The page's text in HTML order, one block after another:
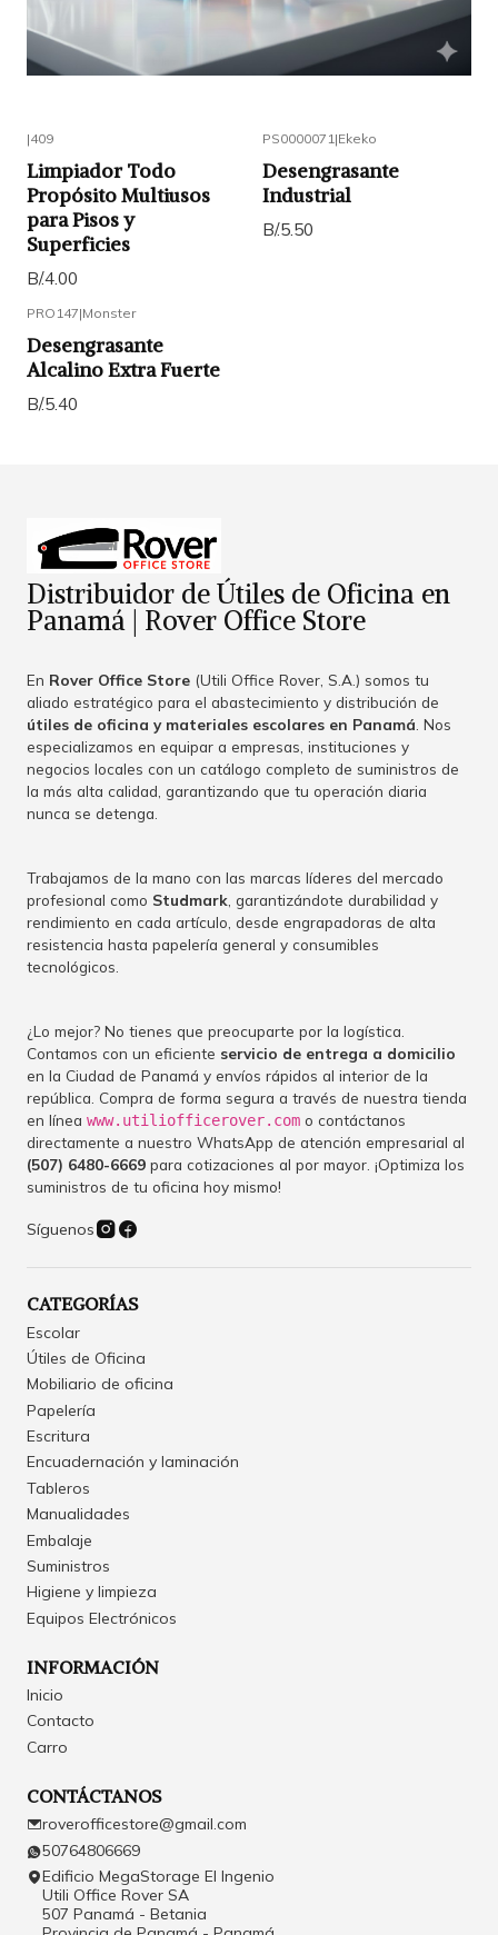
|409
Limpiador Todo
Propósito Multiusos
para Pisos y
Superficies
B/.4.00
PS0000071 |Ekeko
Desengrasante
Industrial
B/.5.50
PRO147|Monster
Desengrasante
Alcalino Extra Fuerte
B/.5.40
Distribuidor de Útiles de Oficina en
Panamá | Rover Office Store
En Rover Office Store (Utili Office Rover, S.A.) somos tu
aliado estratégico para el abastecimiento y distribución de
útiles de oficina y materiales escolares en Panamá . Nos
especializamos en equipar a empresas, instituciones y
negocios locales con un catálogo completo de suministros de
la más alta calidad, garantizando que tu operación diaria
nunca se detenga.
Trabajamos de la mano con las marcas líderes del mercado
profesional como Studmark , garantizándote durabilidad y
rendimiento en cada artículo, desde engrapadoras de alta
resistencia hasta papelería general y consumibles
tecnológicos.
¿Lo mejor? No tienes que preocuparte por la logística.
Contamos con un eficiente servicio de entrega a domicilio
en la Ciudad de Panamá y envíos rápidos al interior de la
república. Compra de forma segura a través de nuestra tienda
en línea www.utiliofficerover.com o contáctanos
directamente a nuestro WhatsApp de atención empresarial al
(507) 6480-6669 para cotizaciones al por mayor. ¡Optimiza los
suministros de tu oficina hoy mismo!
Síguenos
CATEGORÍAS
Escolar
Útiles de Oficina
Mobiliario de oficina
Papelería
Escritura
Encuadernación y laminación
Tableros
Manualidades
Embalaje
Suministros
Higiene y limpieza
Equipos Electrónicos
INFORMACIÓN
Inicio
Contacto
Carro
CONTÁCTANOS
roverofficestore@gmail.com
50764806669
Edificio MegaStorage El Ingenio
Utili Office Rover SA
507 Panamá - Betania